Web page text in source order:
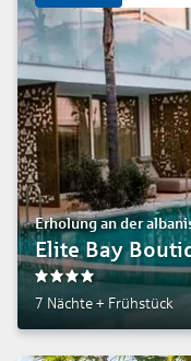
Erholung an der
Elite Bay
7 Nächte + Frühstück